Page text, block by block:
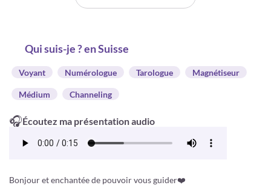
Qui suis-je ? en Suisse
Voyant Numérologue Tarologue Magnétiseur
Médium Channeling
🎧Écoutez ma présentation audio
Bonjour et enchantée de pouvoir vous guider❤️